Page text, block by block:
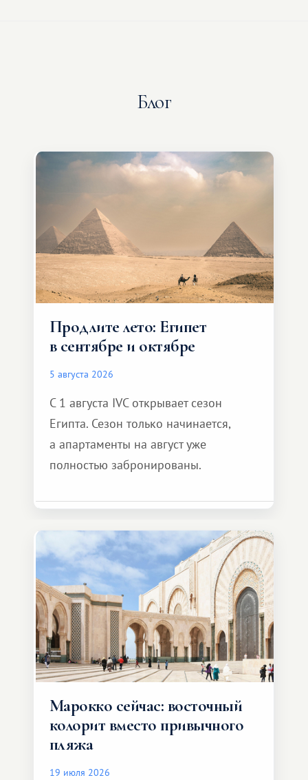
Блог
Продлите лето: Египет
в сентябре и октябре
5 августа 2026
С 1 августа IVC открывает сезон
Египта. Сезон только начинается,
а апартаменты на август уже
полностью забронированы.
Марокко сейчас: восточный
колорит вместо привычного
пляжа
19 июля 2026